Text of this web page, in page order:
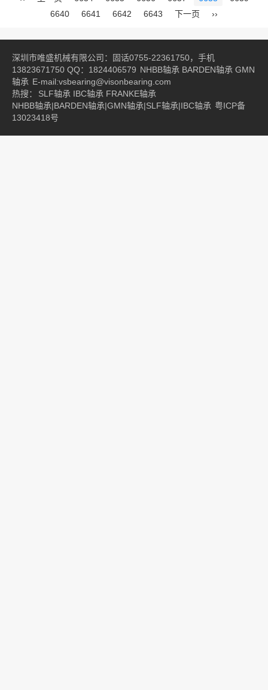
6640
6641 6642 6643 下一页 ››
深圳市唯盛机械有限公司：固话0755-22361750，手机
13823671750 QQ：1824406579 NHBB轴承 BARDEN轴承 GMN
轴承 E-mail:vsbearing@visonbearing.com
热搜：
SLF轴承 IBC轴承 FRANKE轴承
NHBB轴承|BARDEN轴承|GMN轴承|SLF轴承|IBC轴承 粤ICP备
13023418号